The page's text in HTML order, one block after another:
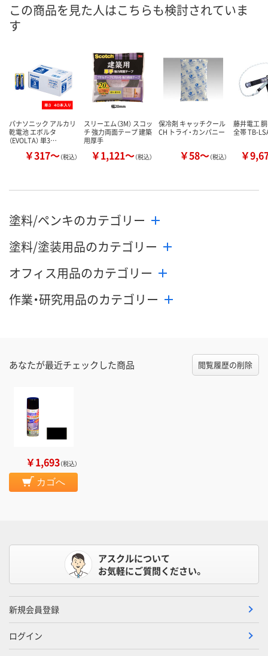
カゴへ カゴへ
この商品を見た人はこちらも検討されていま
す
パナソニック アルカリ
乾電池 エボルタ
（EVOLTA） 単3…
￥317～（税込）
スリーエム（3M） スコッ
チ 強力両面テープ 建築
用厚手
￥1,121～（税込）
保冷剤 キャッチクール
CH トライ・カンパニー
￥58～（税込）
藤井電工
全帯 TB-
￥
塗料/ペンキのカテゴリー
塗料/塗装用品のカテゴリー
オフィス用品のカテゴリー
作業・研究用品のカテゴリー
あなたが最近チェックした商品 閲覧履歴の削除
￥1,693（税込）
カゴへ
アスクルについて
お気軽にご質問ください。
新規会員登録
ログイン